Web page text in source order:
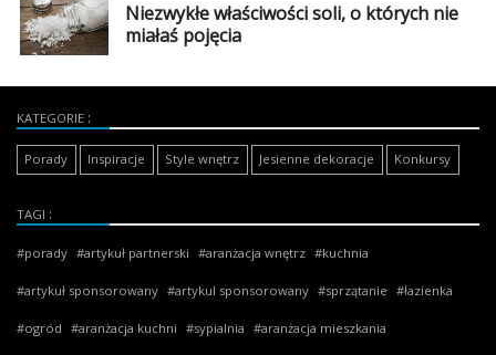
Niezwykłe właściwości soli, o których nie
miałaś pojęcia
KATEGORIE
Porady Inspiracje Style wnętrz Jesienne dekoracje Konkursy
TAGI
porady artykuł partnerski aranżacja wnętrz kuchnia
artykuł sponsorowany artykul sponsorowany sprzątanie łazienka
ogród aranżacja kuchni sypialnia aranżacja mieszkania